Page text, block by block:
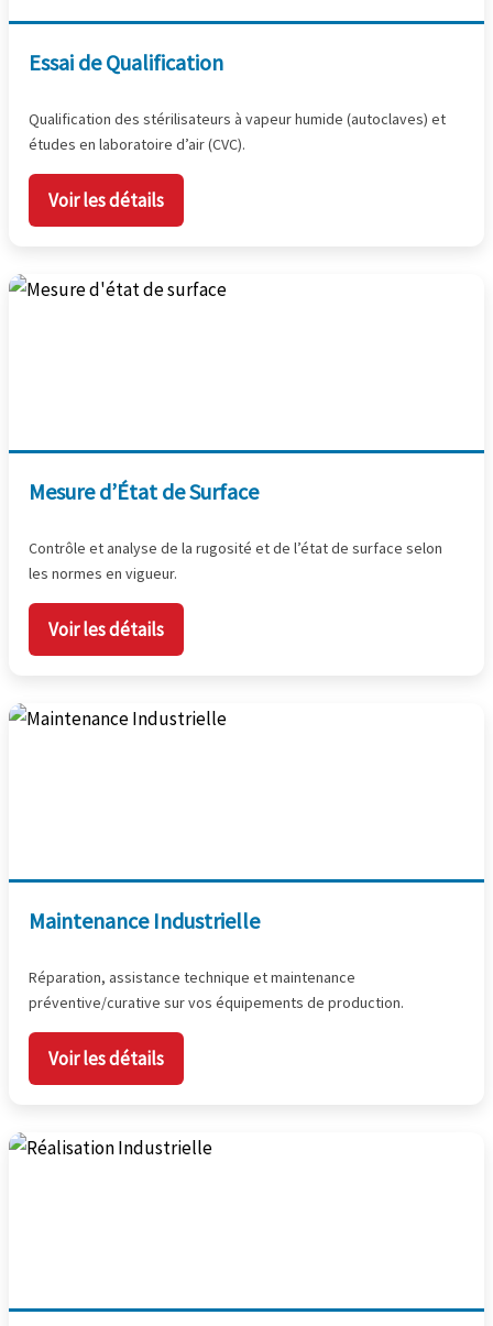
Essai de Qualification
Qualification des stérilisateurs à vapeur humide (autoclaves) et
études en laboratoire d’air (CVC).
Voir les détails
Mesure d’État de Surface
Contrôle et analyse de la rugosité et de l’état de surface selon
les normes en vigueur.
Voir les détails
Maintenance Industrielle
Réparation, assistance technique et maintenance
préventive/curative sur vos équipements de production.
Voir les détails